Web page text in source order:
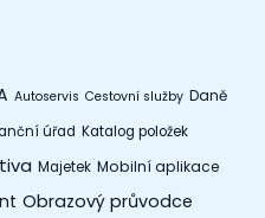
Autoservis Cestovní služby Daně
úřad Katalog položek
Majetek Mobilní aplikace
Obrazový průvodce